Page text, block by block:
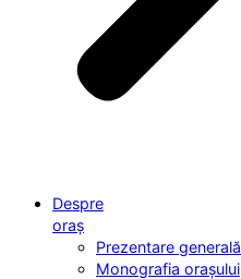
Despre
oraș
Prezentare generală
Monografia orașului